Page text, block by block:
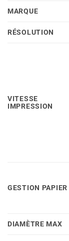
MARQUE
RÉSOLUTION
VITESSE
IMPRESSION
GESTION PAPIER
DIAMÈTRE MAX